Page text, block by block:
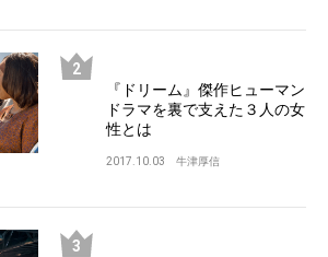
『ドリーム』傑作ヒューマン
ドラマを裏で支えた３人の女
性とは
2017.10.03 牛津厚信